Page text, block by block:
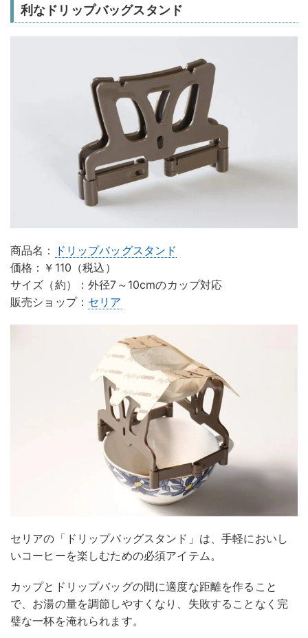
利なドリップバッグスタンド
商品名：
ドリップバッグスタンド
価格：￥110（税込）
サイズ（約）：外径7～10cmのカップ対応
販売ショップ： セリア
セリアの「ドリップバッグスタンド」は、手軽においし
いコーヒーを楽しむための必須アイテム。
カップとドリップバッグの間に適度な距離を作ること
で、お湯の量を調節しやすくなり、失敗することなく完
璧な一杯を淹れられます。